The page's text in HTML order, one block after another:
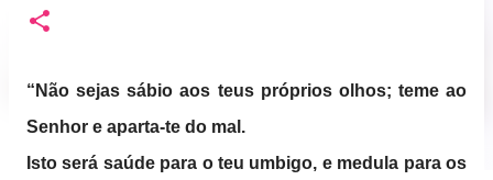
“Não sejas sábio aos teus próprios olhos; teme ao
Senhor e aparta-te do mal.
Isto será saúde para o teu umbigo, e medula para os